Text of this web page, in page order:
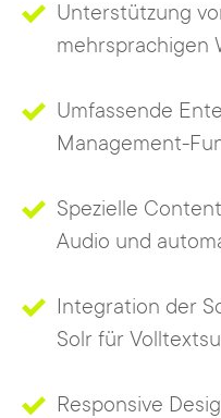
Unterstützung
mehrsprachigen
Umfassende
Management-
Spezielle
Audio und
Integration der
Solr für
Responsive